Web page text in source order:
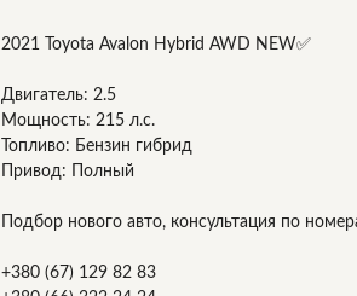
2021 Toyota Avalon Hybrid AWD NEW✅
Двигатель: 2.5
Мощность: 215 л.с.
Топливо: Бензин гибрид
Привод: Полный
Подбор нового авто, консультация по
+380 (67) 129 82 83